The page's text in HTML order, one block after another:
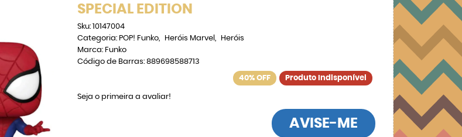
SPECIAL EDITION
Sku: 10147004
Categoria: POP! Funko Heróis Marvel
Heróis
Marca: Funko
Código de Barras: 889698588713
40% OFF Produto Indisponível
Seja o primeira a avaliar!
AVISE-ME